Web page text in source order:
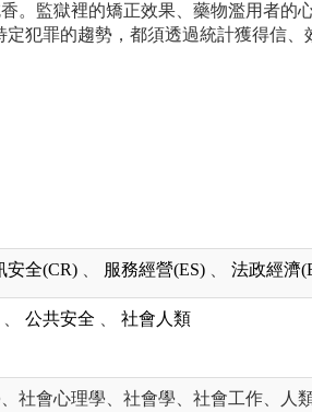
。監獄裡的矯正效果、藥物濫用者的心
定犯罪的趨勢，都須透過統計獲得信、
安全(CR) 服務經營(ES) 法政經濟
公共安全 社會人類
社會心理學、社會學、社會工作、人